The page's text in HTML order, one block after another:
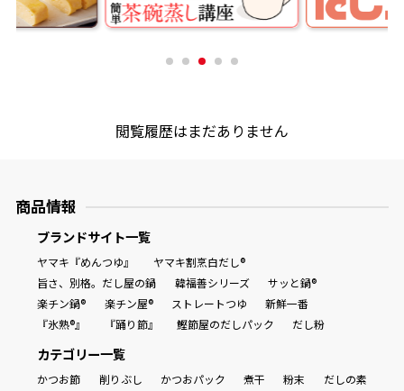
おすすめサイト
閲覧履歴はまだありません
商品情報
ブランドサイト一覧
ヤマキ『めんつゆ』
ヤマキ割烹白だし®
旨さ、別格。だし屋の鍋
韓福善シリーズ
サッと鍋®
楽チン鍋®
楽チン屋® ストレートつゆ
新鮮一番
『氷熟®』
『踊り節』 鰹節屋のだしパック だし粉
カテゴリー一覧
かつお節 削りぶし かつおパック 煮干 粉末
だしの素